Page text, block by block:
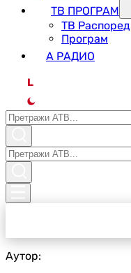
ТВ ПРОГРАМ
ТВ Распоред
Програм
А РАДИО
L
Аутор: